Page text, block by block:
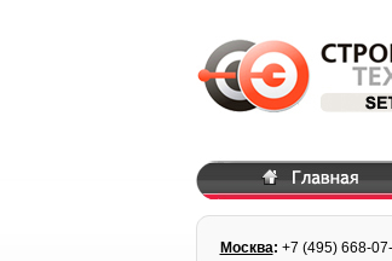
Москва: +7 (495) 668-